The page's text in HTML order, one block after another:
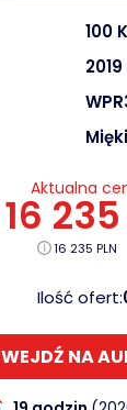
100
2019
Aktualna
16 235
16 235 PLN
Ilość ofert:
WEJDŹ NA